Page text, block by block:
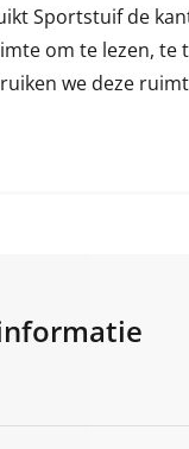
Sportstuif de
om te lezen, te
we deze